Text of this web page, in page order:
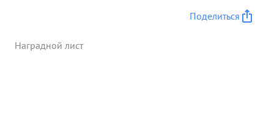
Поделиться
Наградной лист